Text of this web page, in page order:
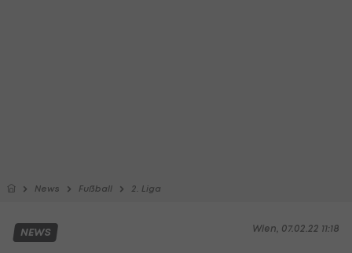
News Fußball 2. Liga
Wien, 07.02.22 11:18
NEWS